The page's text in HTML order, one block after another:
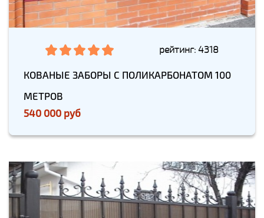
рейтинг: 4318
КОВАНЫЕ ЗАБОРЫ С ПОЛИКАРБОНАТОМ 100
МЕТРОВ
540 000 руб